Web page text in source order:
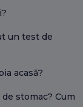
un test de
acasă?
stomac? Cum